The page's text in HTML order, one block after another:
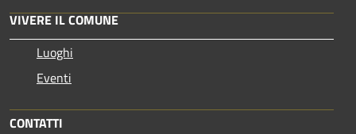
VIVERE IL COMUNE
Luoghi
Eventi
CONTATTI